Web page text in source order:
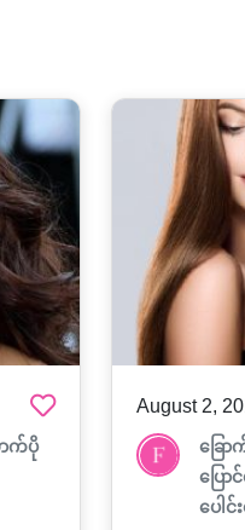
က်ပို
August 2,
ခြ
ပြေ
ပေါ